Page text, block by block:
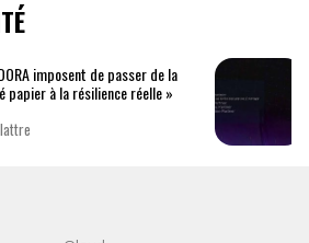
imposent de passer de la
papier à la résilience réelle »